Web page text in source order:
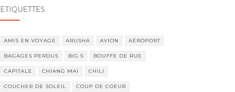
ÉTIQUETTES
AMIS EN VOYAGE ARUSHA AVION AÉROPORT
BAGAGES PERDUS BIG 5 BOUFFE DE RUE
CAPITALE CHIANG MAI CHILI
COUCHER DE SOLEIL COUP DE COEUR